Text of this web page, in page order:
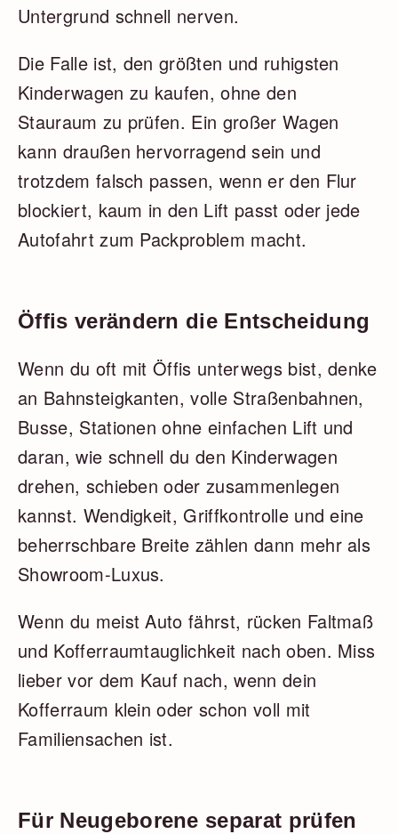
Untergrund schnell nerven.
Die Falle ist, den größten und ruhigsten
Kinderwagen zu kaufen, ohne den
Stauraum zu prüfen. Ein großer Wagen
kann draußen hervorragend sein und
trotzdem falsch passen, wenn er den Flur
blockiert, kaum in den Lift passt oder jede
Autofahrt zum Packproblem macht.
Öffis verändern die Entscheidung
Wenn du oft mit Öffis unterwegs bist, denke
an Bahnsteigkanten, volle Straßenbahnen,
Busse, Stationen ohne einfachen Lift und
daran, wie schnell du den Kinderwagen
drehen, schieben oder zusammenlegen
kannst. Wendigkeit, Griffkontrolle und eine
beherrschbare Breite zählen dann mehr als
Showroom-Luxus.
Wenn du meist Auto fährst, rücken Faltmaß
und Kofferraumtauglichkeit nach oben. Miss
lieber vor dem Kauf nach, wenn dein
Kofferraum klein oder schon voll mit
Familiensachen ist.
Für Neugeborene separat prüfen